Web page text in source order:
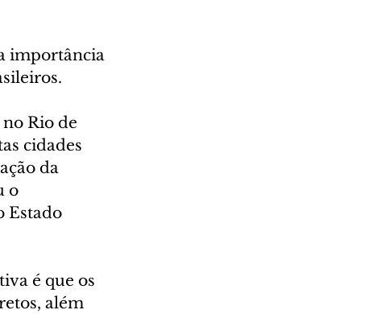
importância
Rio de
cidades
da
o
Estado
é que os
além